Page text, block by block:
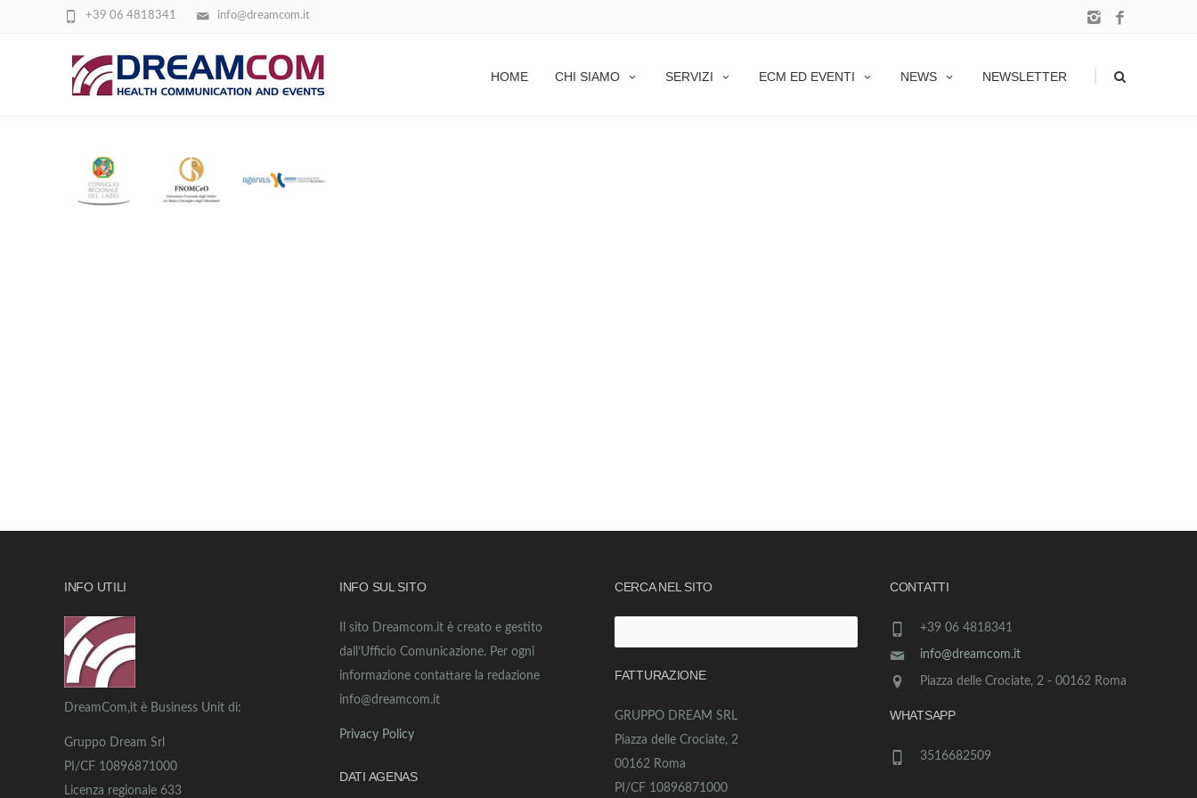
info@dreamcom.it
+39 06 4818341
HOME CHI SIAMO SERVIZI ECM ED EVENTI NEWS NEWSLETTER
SCREENSHOT 2026-03-24 103309
INFO UTILI
DreamCom,it è Business Unit di:
Gruppo Dream Srl
PI/CF 10896871000
Licenza regionale 633
INFO SUL SITO
Il sito Dreamcom.it è creato e gestito
dall’Ufficio Comunicazione. Per ogni
informazione contattare la redazione
info@dreamcom.it
Privacy Policy
DATI AGENAS
CERCA NEL SITO
per:
FATTURAZIONE
GRUPPO DREAM SRL
Piazza delle Crociate, 2
00162 Roma
PI/CF 10896871000
CONTATTI
+39 06 4818341
info@dreamcom.it
Piazza delle Crociate, 2 - 00162 Roma
WHATSAPP
3516682509